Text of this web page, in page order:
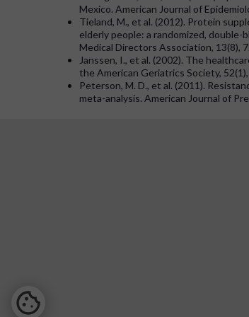
Mexico. American Journal of
Tieland, M., et al. (2012). Protein
elderly people: a randomized,
Medical Directors Association, 13(8),
Janssen, I., et al. (2002). The
the American Geriatrics Society,
Peterson, M. D., et al. (2011).
meta-analysis. American Journal of